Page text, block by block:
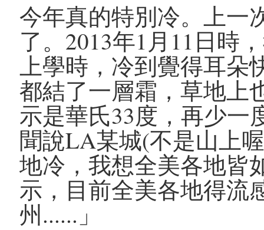
今年真的特別冷。上一
了。2013年1月11日時
上學時，冷到覺得耳朵
都結了一層霜，草地上
示是華氏33度，再少一
聞說LA某城(不是山上
地冷，我想全美各地皆
示，目前全美各地得流
州......」